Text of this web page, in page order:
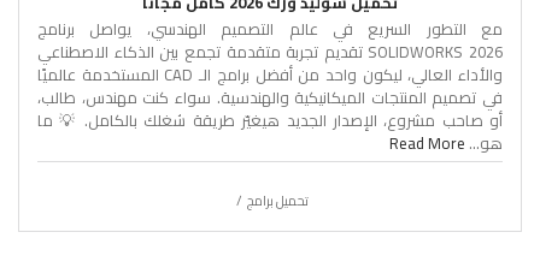
مع التطور السريع في عالم التصميم الهندسي، يواصل برنامج
SOLIDWORKS 2026 تقديم تجربة متقدمة تجمع بين الذكاء الاصطناعي
والأداء العالي، ليكون واحد من أفضل برامج الـ CAD المستخدمة عالميًا
في تصميم المنتجات الميكانيكية والهندسية. سواء كنت مهندس، طالب،
أو صاحب مشروع، الإصدار الجديد هيغيّر طريقة شغلك بالكامل. 💡 ما
هو... Read More
تحميل برامج